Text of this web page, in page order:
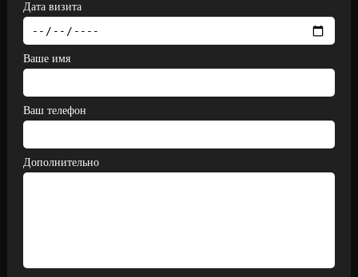
Дата визита
Ваше имя
Ваш телефон
Дополнительно